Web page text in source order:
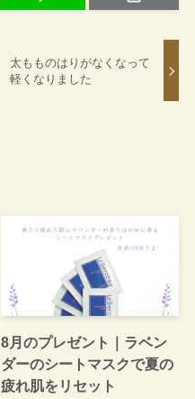
太もものはりがなくなって
軽くなりました
8月のプレゼント｜ラベン
ダーのシートマスクで夏の
疲れ肌をリセット